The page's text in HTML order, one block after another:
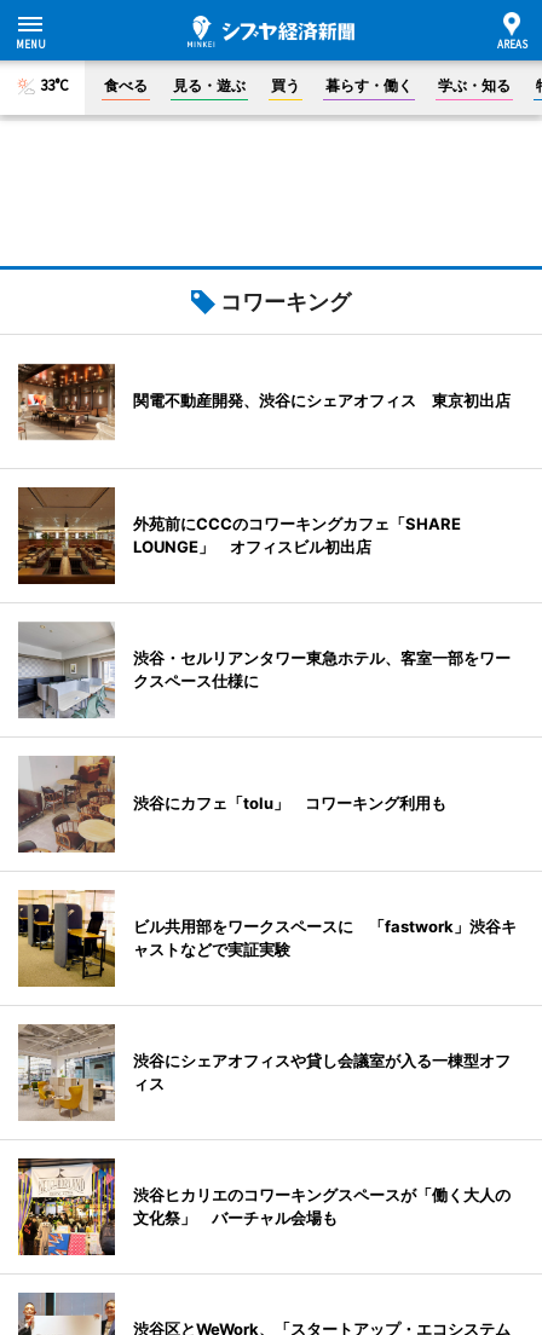
33°C 食べる 見る・遊ぶ 買う 暮らす・働く 学ぶ・知る
コワーキング
関電不動産開発、渋谷にシェアオフィス 東京初出店
外苑前にCCCのコワーキングカフェ「SHARE
LOUNGE」 オフィスビル初出店
渋谷・セルリアンタワー東急ホテル、客室一部をワー
クスペース仕様に
渋谷にカフェ「tolu」 コワーキング利用も
ビル共用部をワークスペースに 「fastwork」渋谷キ
ャストなどで実証実験
渋谷にシェアオフィスや貸し会議室が入る一棟型オフ
ィス
渋谷ヒカリエのコワーキングスペースが「働く大人の
文化祭」 バーチャル会場も
渋谷区とWeWork、「スタートアップ・エコシステム